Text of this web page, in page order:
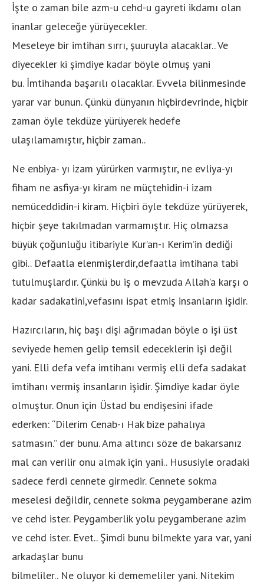
İşte o zaman bile azm-u cehd-u gayreti ikdamı olan
inanlar geleceğe yürüyecekler.
Meseleye bir imtihan sırrı, şuuruyla alacaklar.. Ve
diyecekler ki şimdiye kadar böyle olmuş yani
bu. İmtihanda başarılı olacaklar. Evvela bilinmesinde
yarar var bunun. Çünkü dünyanın hiçbirdevrinde, hiçbir
zaman öyle tekdüze yürüyerek hedefe
ulaşılamamıştır, hiçbir zaman..
Ne enbiya- yı izam yürürken varmıştır, ne evliya-yı
fiham ne asfiya-yı kiram ne müçtehidin-i izam
nemüceddidin-i kiram. Hiçbiri öyle tekdüze yürüyerek,
hiçbir şeye takılmadan varmamıştır. Hiç olmazsa
büyük çoğunluğu itibariyle Kur’an-ı Kerim’in dediği
gibi.. Defaatla elenmişlerdir,defaatla imtihana tabi
tutulmuşlardır. Çünkü bu iş o mevzuda Allah’a karşı o
kadar sadakatini,vefasını ispat etmiş insanların işidir.
Hazırcıların, hiç başı dişi ağrımadan böyle o işi üst
seviyede hemen gelip temsil edeceklerin işi değil
yani. Elli defa vefa imtihanı vermiş elli defa sadakat
imtihanı vermiş insanların işidir. Şimdiye kadar öyle
olmuştur. Onun için Üstad bu endişesini ifade
ederken: “Dilerim Cenab-ı Hak bize pahalıya
satmasın.” der bunu. Ama altıncı söze de bakarsanız
mal can verilir onu almak için yani.. Hususiyle oradaki
sadece ferdi cennete girmedir. Cennete sokma
meselesi değildir, cennete sokma peygamberane azim
ve cehd ister. Peygamberlik yolu peygamberane azim
ve cehd ister. Evet.. Şimdi bunu bilmekte yara var, yani
arkadaşlar bunu
bilmeliler.. Ne oluyor ki dememeliler yani. Nitekim